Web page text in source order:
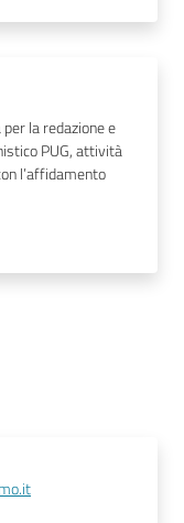
la redazione e
PUG, attività
l’affidamento